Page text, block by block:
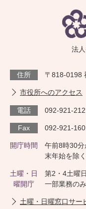
法
住所 〒818-0198
市役所へのアクセス
電話 092-921-
Fax 092-921-
開庁時間
午前8時30
末年始を除く
土曜・日
曜開庁
第2・4土曜
一部業務のみ
土曜・日曜窓口サー